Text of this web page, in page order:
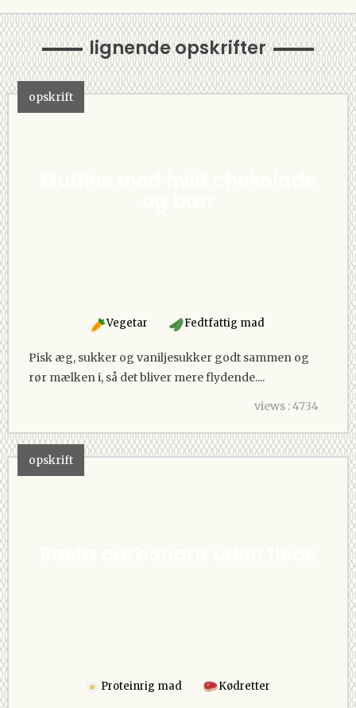
lignende opskrifter
opskrift
Vegetar Fedtfattig mad
Pisk æg, sukker og vaniljesukker godt sammen og
rør mælken i, så det bliver mere flydende....
views : 4734
opskrift
Proteinrig mad Kødretter